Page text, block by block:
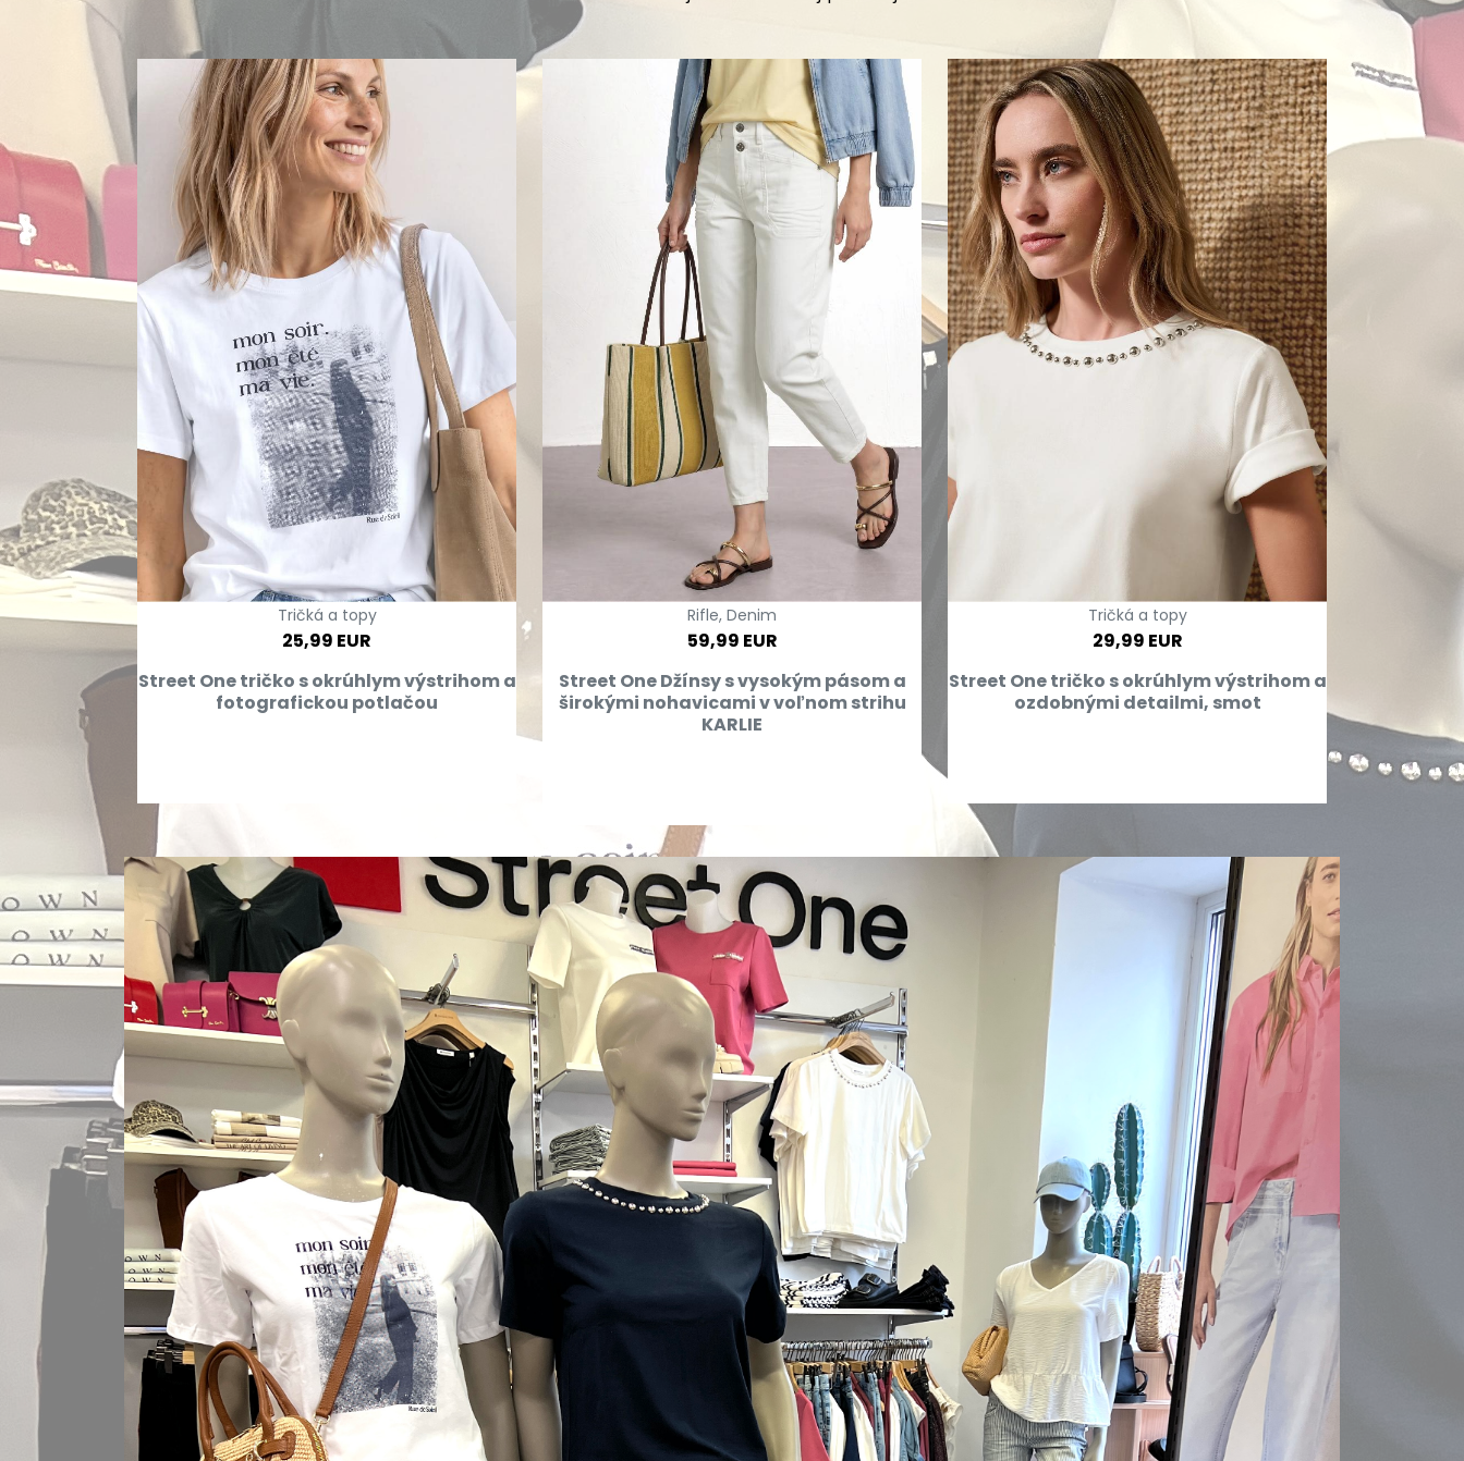
Tričká a topy
25,99 EUR
Street One tričko s okrúhlym výstrihom a
fotografickou potlačou
Rifle, Denim
59,99 EUR
Street One Džínsy s vysokým pásom a
širokými nohavicami v voľnom strihu
KARLIE
Tričká a topy
29,99 EUR
Street One tričko s okrúhlym výstrihom a
ozdobnými detailmi, smot